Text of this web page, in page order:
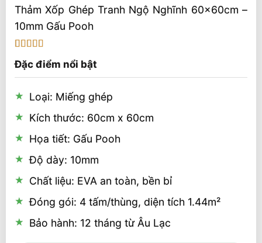
Thảm Xốp Ghép Tranh Ngộ Nghĩnh 60x60cm –
10mm Gấu Pooh
trên 5 dựa
trênđánh
giá
Đặc điểm nổi bật
Loại: Miếng ghép
Kích thước: 60cm x 60cm
Họa tiết: Gấu Pooh
Độ dày: 10mm
Chất liệu: EVA an toàn, bền bỉ
Đóng gói: 4 tấm/thùng, diện tích 1.44m²
Bảo hành: 12 tháng từ Âu Lạc